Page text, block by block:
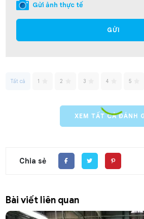
Gửi ảnh thực tế
GỬI
Tất cả 1 2 3 4 5
XEM TẤT CẢ ĐÁNH
Chia sẻ
Bài viết liên quan